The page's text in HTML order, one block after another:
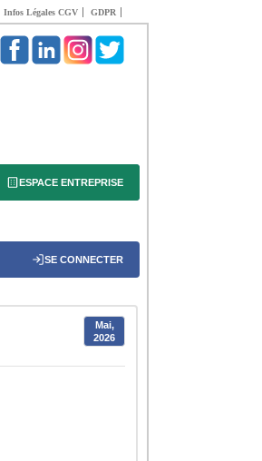
Infos Légales CGV GDPR
ESPACE ENTREPRISE
SE CONNECTER
Mai,
2026